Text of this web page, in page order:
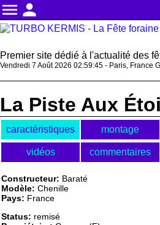
menu person
Premier site dédié à l'actualité des
Vendredi 7 Août 2026 02:59:45 - Paris, France
La Piste Aux
caractéristiques montage
vidéos commentaires
Constructeur: Baraté
Modèle: Chenille
Pays: France
Status: remisé